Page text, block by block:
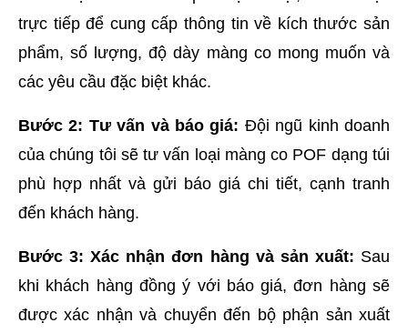
trực tiếp để cung cấp thông tin về kích thước sản
phẩm, số lượng, độ dày màng co mong muốn và
các yêu cầu đặc biệt khác.
Bước 2: Tư vấn và báo giá: Đội ngũ kinh doanh
của chúng tôi sẽ tư vấn loại màng co POF dạng túi
phù hợp nhất và gửi báo giá chi tiết, cạnh tranh
đến khách hàng.
Bước 3: Xác nhận đơn hàng và sản xuất: Sau
khi khách hàng đồng ý với báo giá, đơn hàng sẽ
được xác nhận và chuyển đến bộ phận sản xuất